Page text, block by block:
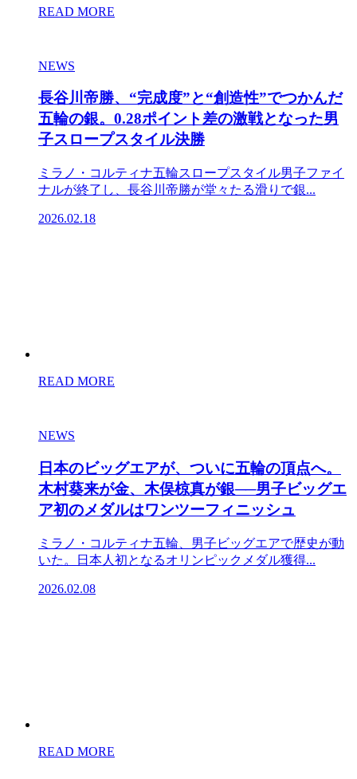
READ MORE
NEWS
長谷川帝勝、“完成度”と“創造性”でつかんだ
五輪の銀。0.28ポイント差の激戦となった男
子スロープスタイル決勝
ミラノ・コルティナ五輪スロープスタイル男子ファイ
ナルが終了し、長谷川帝勝が堂々たる滑りで銀...
2026.02.18
READ MORE
NEWS
日本のビッグエアが、ついに五輪の頂点へ。
木村葵来が金、木俣椋真が銀──男子ビッグエ
ア初のメダルはワンツーフィニッシュ
ミラノ・コルティナ五輪、男子ビッグエアで歴史が動
いた。日本人初となるオリンピックメダル獲得...
2026.02.08
READ MORE